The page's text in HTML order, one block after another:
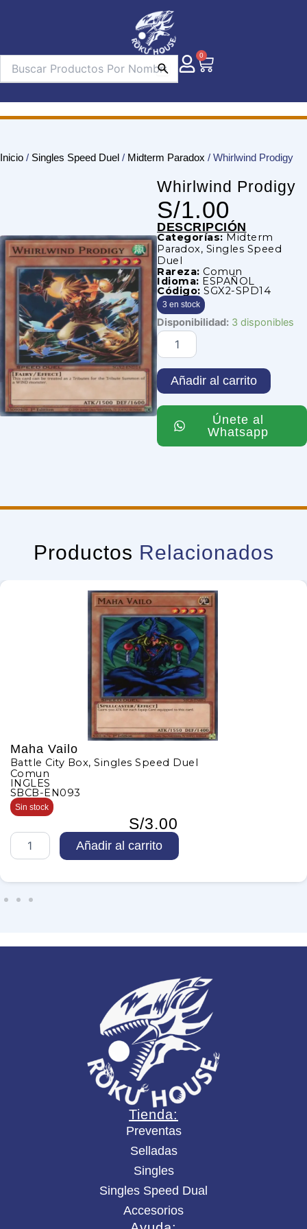
0
Carrito
Inicio / Singles Speed Duel / Midterm Paradox / Whirlwind Prodigy
Whirlwind Prodigy
S/1.00
DESCRIPCIÓN
Categorías: Midterm
Paradox, Singles Speed
Duel
Rareza: Comun
Idioma: ESPAÑOL
Código:SGX2-SPD14
3 en stock
Disponibilidad: 3 disponibles
Whirlwind
Prodigy
cantidad
Añadir al carrito
Únete al
Whatsapp
Productos Relacionados
Maha Vailo
Battle City Box,Singles Speed Duel
Comun
INGLES
SBCB-EN093
Sin stock
S/3.00
M
o
Añadir al carrito
Tienda:
Preventas
Selladas
Singles
Singles Speed Dual
Accesorios